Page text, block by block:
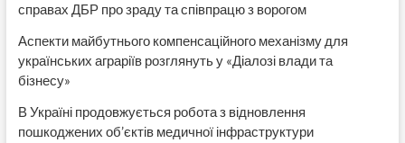
справах ДБР про зраду та співпрацю з ворогом
Аспекти майбутнього компенсаційного механізму для
українських аграріїв розглянуть у «Діалозі влади та
бізнесу»
В Україні продовжується робота з відновлення
пошкоджених об’єктів медичної інфраструктури